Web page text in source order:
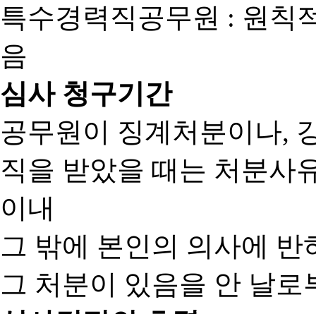
특수경력직공무원 : 원칙
음
심사 청구기간
공무원이 징계처분이나,
직을 받았을 때는 처분사
이내
그 밖에 본인의 의사에
그 처분이 있음을 안 날로